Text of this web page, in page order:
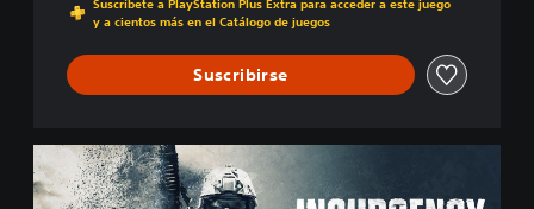
Suscríbete a PlayStation Plus Extra para acceder a este juego
y a cientos más en el Catálogo de juegos
Suscribirse
1
-
Y